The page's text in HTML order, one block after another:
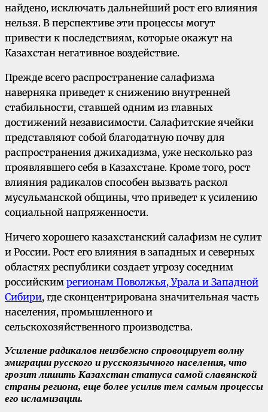
найдено, исключать дальнейший рост его влияния
нельзя. В перспективе эти процессы могут
привести к последствиям, которые окажут на
Казахстан негативное воздействие.
Прежде всего распространение салафизма
наверняка приведет к снижению внутренней
стабильности, ставшей одним из главных
достижений независимости. Салафитские ячейки
представляют собой благодатную почву для
распространения джихадизма, уже несколько раз
проявлявшего себя в Казахстане. Кроме того, рост
влияния радикалов способен вызвать раскол
мусульманской общины, что приведет к усилению
социальной напряженности.
Ничего хорошего казахстанский салафизм не сулит
и России. Рост его влияния в западных и северных
областях республики создает угрозу соседним
российским регионам Поволжья, Урала и Западной
Сибири, где сконцентрирована значительная часть
населения, промышленного и
сельскохозяйственного производства.
Усиление радикалов неизбежно спровоцирует волну
эмиграции русского и русскоязычного населения, что
грозит лишить Казахстан статуса самой славянской
страны региона, еще более усилив тем самым процессы
его исламизации.